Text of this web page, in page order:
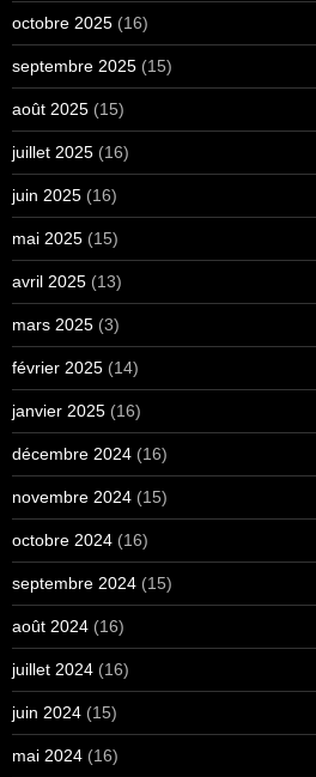
octobre 2025 (16)
septembre 2025 (15)
août 2025 (15)
juillet 2025 (16)
juin 2025 (16)
mai 2025 (15)
avril 2025 (13)
mars 2025 (3)
février 2025 (14)
janvier 2025 (16)
décembre 2024 (16)
novembre 2024 (15)
octobre 2024 (16)
septembre 2024 (15)
août 2024 (16)
juillet 2024 (16)
juin 2024 (15)
mai 2024 (16)